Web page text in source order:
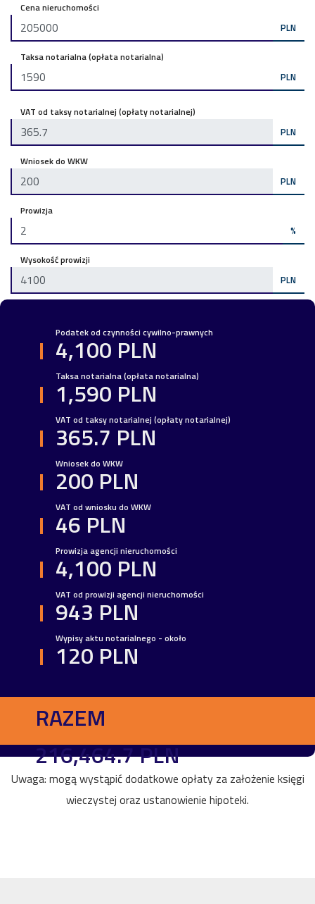
Cena nieruchomości
PLN
Taksa notarialna (opłata notarialna)
PLN
VAT od taksy notarialnej (opłaty notarialnej)
PLN
Wniosek do WKW
PLN
Prowizja
%
Wysokość prowizji
PLN
Podatek od czynności cywilno-prawnych
4,100 PLN
Taksa notarialna (opłata notarialna)
1,590 PLN
VAT od taksy notarialnej (opłaty notarialnej)
365.7 PLN
Wniosek do WKW
200 PLN
VAT od wniosku do WKW
46 PLN
Prowizja agencji nieruchomości
4,100 PLN
VAT od prowizji agencji nieruchomości
943 PLN
Wypisy aktu notarialnego - około
120 PLN
RAZEM
216,464.7 PLN
Uwaga: mogą wystąpić dodatkowe opłaty za założenie księgi
wieczystej oraz ustanowienie hipoteki.